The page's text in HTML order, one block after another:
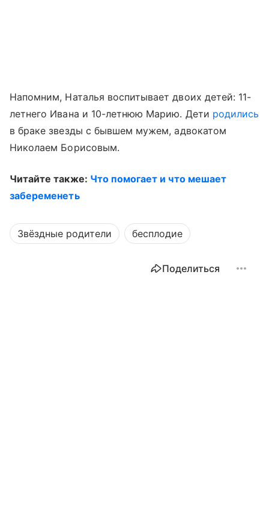
Напомним, Наталья воспитывает двоих детей: 11-
летнего Ивана и 10-летнюю Марию. Дети родились
в браке звезды с бывшем мужем, адвокатом
Николаем Борисовым.
Читайте также: Что помогает и что мешает
забеременеть
Звёздные родители бесплодие
Поделиться